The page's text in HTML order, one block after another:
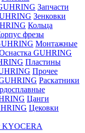
Запчасти
Зенковки
Кольца
фрезы
Монтажные
GUHRING
Пластины
Прочее
Раскатники
Цанги
Цековки
KYOCERA